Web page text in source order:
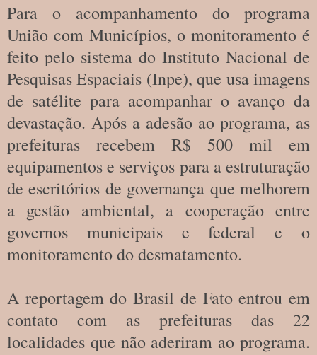
Para o acompanhamento do programa
União com Municípios, o monitoramento é
feito pelo sistema do Instituto Nacional de
Pesquisas Espaciais (Inpe), que usa imagens
de satélite para acompanhar o avanço da
devastação. Após a adesão ao programa, as
prefeituras recebem R$ 500 mil em
equipamentos e serviços para a estruturação
de escritórios de governança que melhorem
a gestão ambiental, a cooperação entre
governos municipais e federal e o
monitoramento do desmatamento.
A reportagem do Brasil de Fato entrou em
contato com as prefeituras das 22
localidades que não aderiram ao programa.